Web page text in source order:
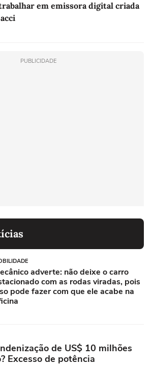
em emissora digital criada
PUBLICIDADE
adverte: não deixe o carro
com as rodas viradas, pois
pode fazer com que ele acabe na
de US$ 10 milhões
Excesso de potência